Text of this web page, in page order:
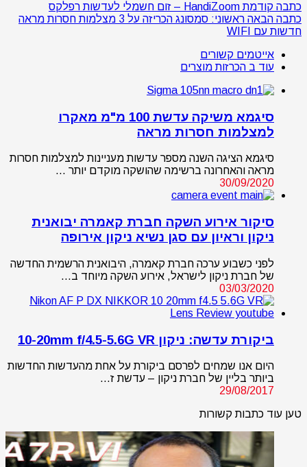
כתבה קודמת
כתבה הבאה
ראשוני: סמסונג הכריזה על 3 מצלמות חסרות מראה
חדשות עם WIFI
אייטמים קשורים
עוד ב הכרזות מוצרים
סיגמא משיקה עדשת 100 מ"מ מאקרו
למצלמות חסרות מראה
סיגמא הציגה השנה מספר עדשות מעניינות למצלמות חסרות
מראה והאחרונה ברשימה שהושקה מוקדם יותר …
30/09/2020
סיקור אירוע השקה חברת קאמרה יבואנית
ניקון וראיון עם סגן נשיא ניקון אירופה
לפני כשבוע ערכה חברת קאמרה, היבואנית הרשמית החדשה
של חברת ניקון לישראל, אירוע השקה מיוחד ב…
03/03/2020
ביקורת עדשה: ניקון 10-20mm f/4.5-5.6G VR
היום אנו שמחים לפרסם ביקורת על אחת מהעדשות החדשות
ביותר בליין של חברת ניקון – עדשת ז…
29/08/2017
טען עוד כתבות קשורות